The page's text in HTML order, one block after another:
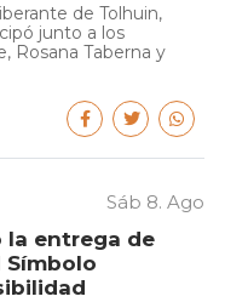
de Tolhuin,
junto a los
Rosana Taberna y
Sáb 8. Ago
la entrega de
Símbolo